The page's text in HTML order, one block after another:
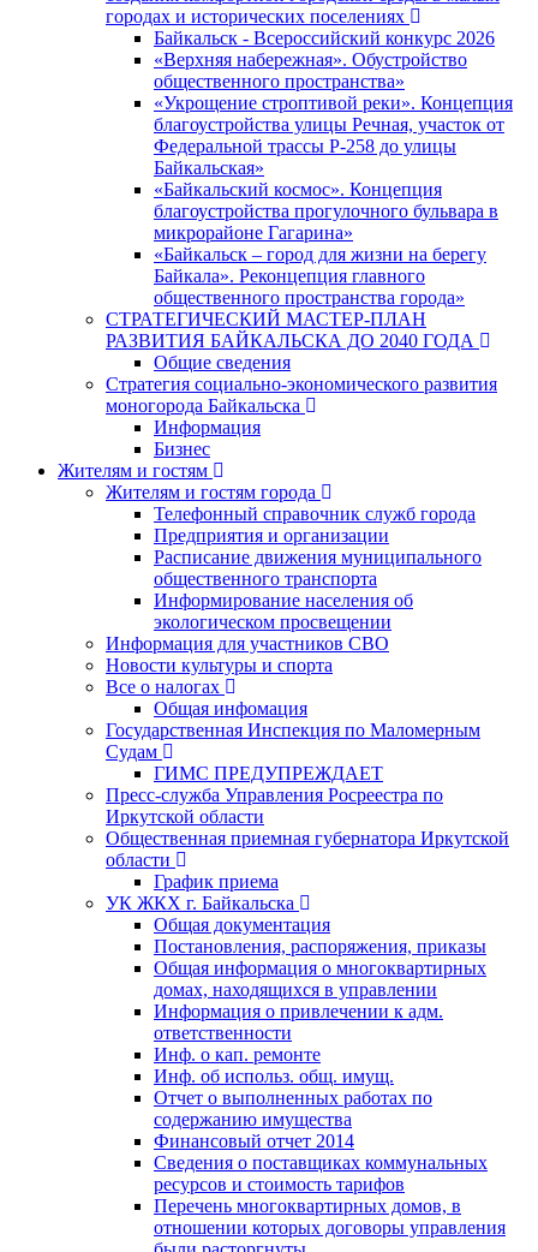
городах и исторических поселениях
Байкальск - Всероссийский конкурс 2026
«Верхняя набережная». Обустройство
общественного пространства»
«Укрощение строптивой реки». Концепция
благоустройства улицы Речная, участок от
Федеральной трассы Р-258 до улицы
Байкальская»
«Байкальский космос». Концепция
благоустройства прогулочного бульвара в
микрорайоне Гагарина»
«Байкальск – город для жизни на берегу
Байкала». Реконцепция главного
общественного пространства города»
СТРАТЕГИЧЕСКИЙ МАСТЕР-ПЛАН
РАЗВИТИЯ БАЙКАЛЬСКА ДО 2040 ГОДА
Общие сведения
Стратегия социально-экономического развития
моногорода Байкальска
Информация
Бизнес
Жителям и гостям
Жителям и гостям города
Телефонный справочник служб города
Предприятия и организации
Расписание движения муниципального
общественного транспорта
Информирование населения об
экологическом просвещении
Информация для участников СВО
Новости культуры и спорта
Все о налогах
Общая инфомация
Государственная Инспекция по Маломерным
Судам
ГИМС ПРЕДУПРЕЖДАЕТ
Пресс-служба Управления Росреестра по
Иркутской области
Общественная приемная губернатора Иркутской
области
График приема
УК ЖКХ г. Байкальска
Общая документация
Постановления, распоряжения, приказы
Общая информация о многоквартирных
домах, находящихся в управлении
Информация о привлечении к адм.
ответственности
Инф. о кап. ремонте
Инф. об использ. общ. имущ.
Отчет о выполненных работах по
содержанию имущества
Финансовый отчет 2014
Сведения о поставщиках коммунальных
ресурсов и стоимость тарифов
Перечень многоквартирных домов, в
отношении которых договоры управления